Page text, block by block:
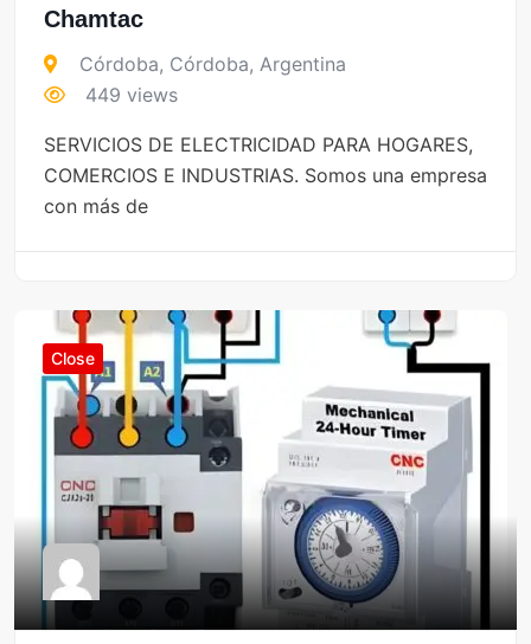
Chamtac
Córdoba, Córdoba, Argentina
449 views
SERVICIOS DE ELECTRICIDAD PARA HOGARES,
COMERCIOS E INDUSTRIAS. Somos una empresa
con más de
Close